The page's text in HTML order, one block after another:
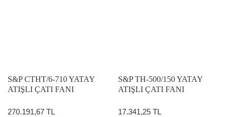
S&P CTHT/6-710 YATAY
ATIŞLI ÇATI FANI
270.191,67 TL
S&P TH-500/150 YATAY
ATIŞLI ÇATI FANI
17.341,25 TL